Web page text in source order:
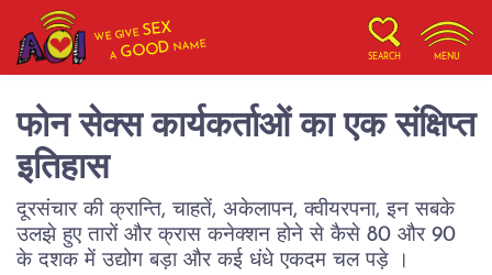
WE GIVESEX
AGOOD NAME
SEARCH MENU
फोन सेक्स कार्यकर्ताओं का एक संक्षिप्त
इतिहास
दूरसंचार की क्रान्ति, चाहतें, अकेलापन, क्वीयरपना, इन सबके
उलझे हुए तारों और क्रास कनेक्शन होने से कैसे 80 और 90
के दशक में उद्योग बड़ा और कई धंधे एकदम चल पड़े ।